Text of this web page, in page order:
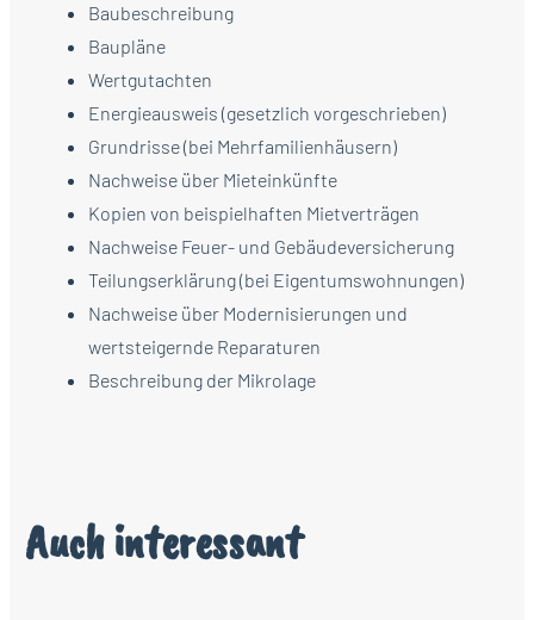
Baubeschreibung
Baupläne
Wertgutachten
Energieausweis (gesetzlich vorgeschrieben)
Grundrisse (bei Mehrfamilienhäusern)
Nachweise über Mieteinkünfte
Kopien von beispielhaften Mietverträgen
Nachweise Feuer- und Gebäudeversicherung
Teilungserklärung (bei Eigentumswohnungen)
Nachweise über Modernisierungen und
wertsteigernde Reparaturen
Beschreibung der Mikrolage
Auch interessant